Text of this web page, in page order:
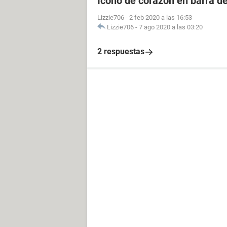
Lizzie706 - 2 feb 2020 a las 16:53
Lizzie706 - 7 ago 2020 a las 03:20
2 respuestas